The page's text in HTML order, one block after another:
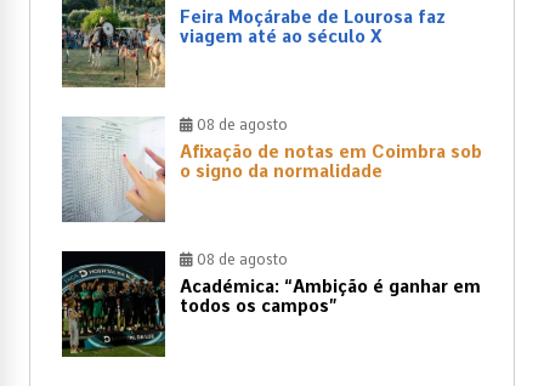
Feira Moçárabe de Lourosa faz
viagem até ao século X
08 de agosto
Afixação de notas em Coimbra sob
o signo da normalidade
08 de agosto
Académica: “Ambição é ganhar em
todos os campos”